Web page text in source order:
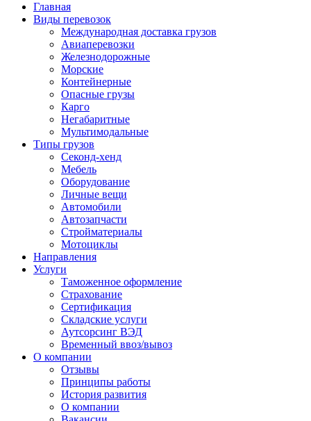
Главная
Виды перевозок
Международная доставка грузов
Авиаперевозки
Железнодорожные
Морские
Контейнерные
Опасные грузы
Карго
Негабаритные
Мультимодальные
Типы грузов
Секонд-хенд
Мебель
Оборудование
Личные вещи
Автомобили
Автозапчасти
Стройматериалы
Мотоциклы
Направления
Услуги
Таможенное оформление
Страхование
Сертификация
Складские услуги
Аутсорсинг ВЭД
Временный ввоз/вывоз
О компании
Отзывы
Принципы работы
История развития
О компании